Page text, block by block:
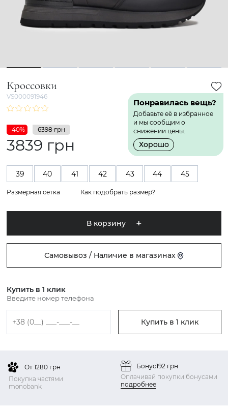
1 2 3 4 5 6
Кроссовки
VS000091946
Понравилась вещь?
Добавьте её в избранное
и мы сообщим о
снижении цены.
Хорошо
-40% 6398 грн
3839 грн
39 40 41 42 43 44 45
Размерная сетка Как подобрать размер?
В корзину
Самовывоз / Наличие в магазинах
Купить в 1 клик
Введите номер телефона
Купить в 1 клик
От 1280 грн
Покупка частями
monobank
Бонус192 грн
Оплачивай покупки бонусами
подробнее